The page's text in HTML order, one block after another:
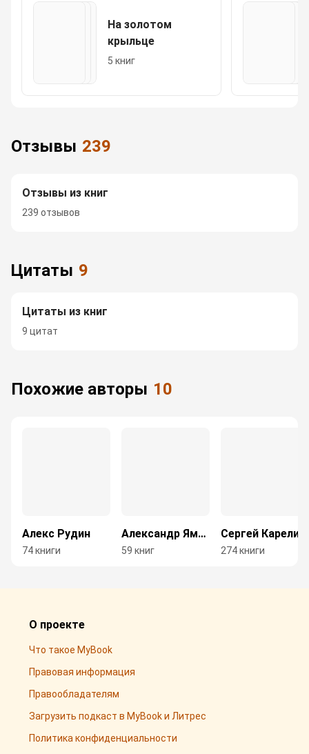
На золотом
крыльце
5 книг
Отзывы 239
Отзывы из книг
239 отзывов
Цитаты 9
Цитаты из книг
9 цитат
Похожие авторы 10
Алекс Рудин
74 книги
Александр Яманов
59 книг
Сергей Карелин
274 книги
О проекте
Что такое MyBook
Правовая информация
Правообладателям
Загрузить подкаст в MyBook и Литрес
Политика конфиденциальности